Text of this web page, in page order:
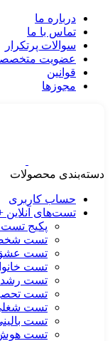
درباره ما
تماس با ما
سوالات پرتکرار
عضویت
قوانین
مجوزها
دسته‌بندی محصولات
حساب کاربری
تست‌های آنلاین
پکیج
تست
تست عشق
تست
تست
تست
تست
تست
تست